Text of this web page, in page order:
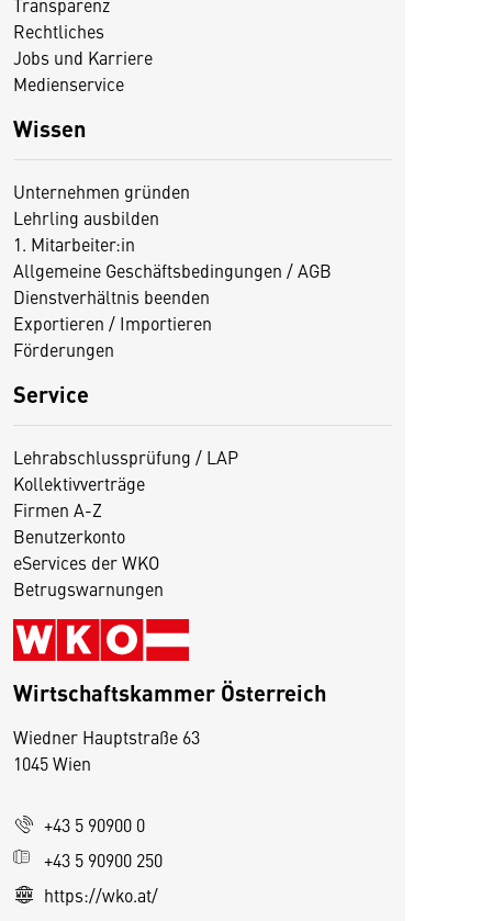
Rechtliches
Jobs und Karriere
Medienservice
Wissen
Unternehmen gründen
Lehrling ausbilden
1. Mitarbeiter:in
Allgemeine Geschäftsbedingungen / AGB
Dienstverhältnis beenden
Exportieren / Importieren
Förderungen
Service
Lehrabschlussprüfung / LAP
Kollektivverträge
Firmen A-Z
Benutzerkonto
eServices der WKO
Betrugswarnungen
Wirtschaftskammer Österreich
Wiedner Hauptstraße 63
1045 Wien
+43 5 90900 0
+43 5 90900 250
https://wko.at/
D
e
s
e